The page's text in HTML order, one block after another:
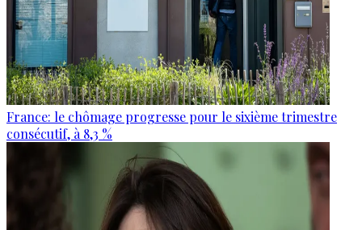
France: le chômage progresse pour le sixième trimestre
consécutif, à 8,3 %